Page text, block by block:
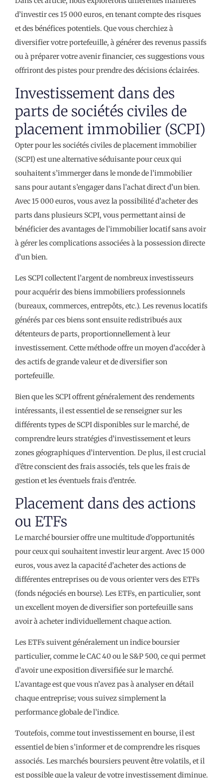
d’investir ces 15 000 euros, en tenant compte des risques
et des bénéfices potentiels. Que vous cherchiez à
diversifier votre portefeuille, à générer des revenus passifs
ou à préparer votre avenir financier, ces suggestions vous
offriront des pistes pour prendre des décisions éclairées.
Investissement dans des
parts de sociétés civiles de
placement immobilier (SCPI)
Opter pour les sociétés civiles de placement immobilier
(SCPI) est une alternative séduisante pour ceux qui
souhaitent s’immerger dans le monde de l’immobilier
sans pour autant s’engager dans l’achat direct d’un bien.
Avec 15 000 euros, vous avez la possibilité d’acheter des
parts dans plusieurs SCPI, vous permettant ainsi de
bénéficier des avantages de l’immobilier locatif sans avoir
à gérer les complications associées à la possession directe
d’un bien.
Les SCPI collectent l’argent de nombreux investisseurs
pour acquérir des biens immobiliers professionnels
(bureaux, commerces, entrepôts, etc.). Les revenus locatifs
générés par ces biens sont ensuite redistribués aux
détenteurs de parts, proportionnellement à leur
investissement. Cette méthode offre un moyen d’accéder à
des actifs de grande valeur et de diversifier son
portefeuille.
Bien que les SCPI offrent généralement des rendements
intéressants, il est essentiel de se renseigner sur les
différents types de SCPI disponibles sur le marché, de
comprendre leurs stratégies d’investissement et leurs
zones géographiques d’intervention. De plus, il est crucial
d’être conscient des frais associés, tels que les frais de
gestion et les éventuels frais d’entrée.
Placement dans des actions
ou ETFs
Le marché boursier offre une multitude d’opportunités
pour ceux qui souhaitent investir leur argent. Avec 15 000
euros, vous avez la capacité d’acheter des actions de
différentes entreprises ou de vous orienter vers des ETFs
(fonds négociés en bourse). Les ETFs, en particulier, sont
un excellent moyen de diversifier son portefeuille sans
avoir à acheter individuellement chaque action.
Les ETFs suivent généralement un indice boursier
particulier, comme le CAC 40 ou le S&P 500, ce qui permet
d’avoir une exposition diversifiée sur le marché.
L’avantage est que vous n’avez pas à analyser en détail
chaque entreprise; vous suivez simplement la
performance globale de l’indice.
Toutefois, comme tout investissement en bourse, il est
essentiel de bien s’informer et de comprendre les risques
associés. Les marchés boursiers peuvent être volatils, et il
est possible que la valeur de votre investissement diminue.